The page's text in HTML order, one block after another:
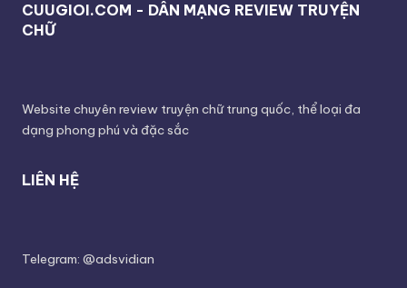
CUUGIOI.COM - DÂN MẠNG REVIEW TRUYỆN
CHỮ
Website chuyên review truyện chữ trung quốc, thể loại đa
dạng phong phú và đặc sắc
LIÊN HỆ
Telegram: @adsvidian